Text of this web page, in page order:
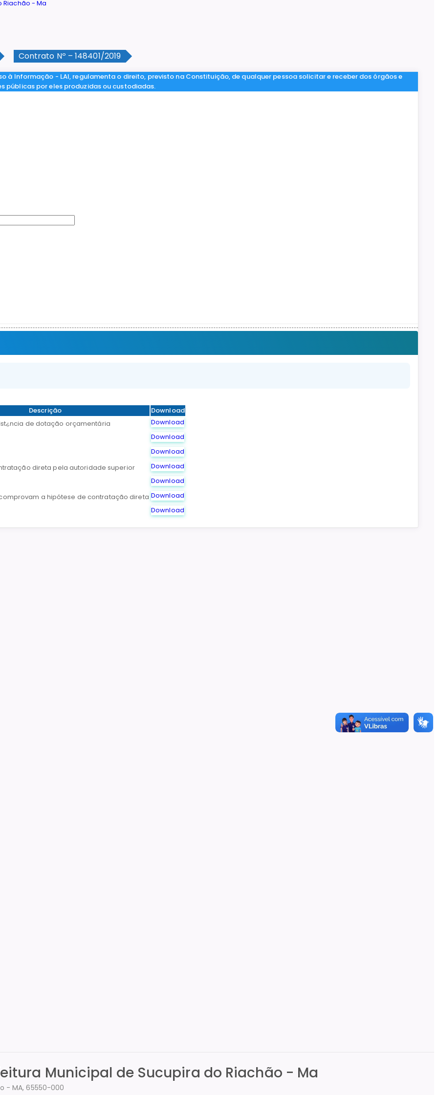
Contrato Nº – 148401/2019
à Informação - LAI, regulamenta o direito, previsto na Constituição, de qualquer pessoa solicitar e receber dos órgãos e
públicas por eles produzidas ou custodiadas.
Descrição
Download
de dotação orçamentária
Download
Download
Download
direta pela autoridade superior
Download
Download
a hipótese de contratação direta Download
Download
Municipal de Sucupira do Riachão - Ma
- MA, 65550-000